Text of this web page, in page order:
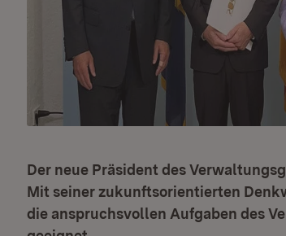
Der neue Präsident des
Mit seiner zukunftsorientierten
die anspruchsvollen Aufgaben des